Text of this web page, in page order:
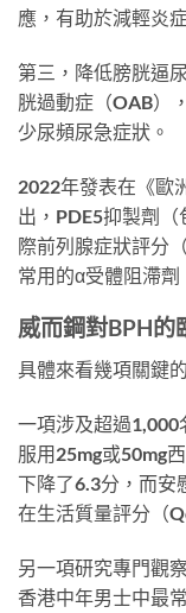
應，有助於減輕炎
第三，降低膀胱逼
胱過動症（OAB）
少尿頻尿急症狀。
2022年發表在《歐
出，PDE5抑製劑
際前列腺症狀評分
常用的α受體阻滯劑
威而鋼對BPH的
具體來看幾項關鍵
一項涉及超過1,000
服用25mg或50mg
下降了6.3分，而安
在生活質量評分（
另一項研究專門觀
香港中年男士中最